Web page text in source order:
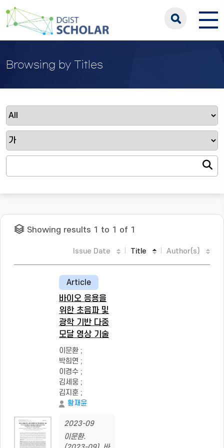
Browsing by Titles
Showing results 1 to 1 of 1
Issue Date Title Author(s)
Article
바이오 응용을
위한 초음파 및
광학 기반 다중
모달 영상 기술
이문환 ;
박희연 ;
이경수 ;
김세웅 ;
김지훈 ;
황재윤
2023-09
이문환.